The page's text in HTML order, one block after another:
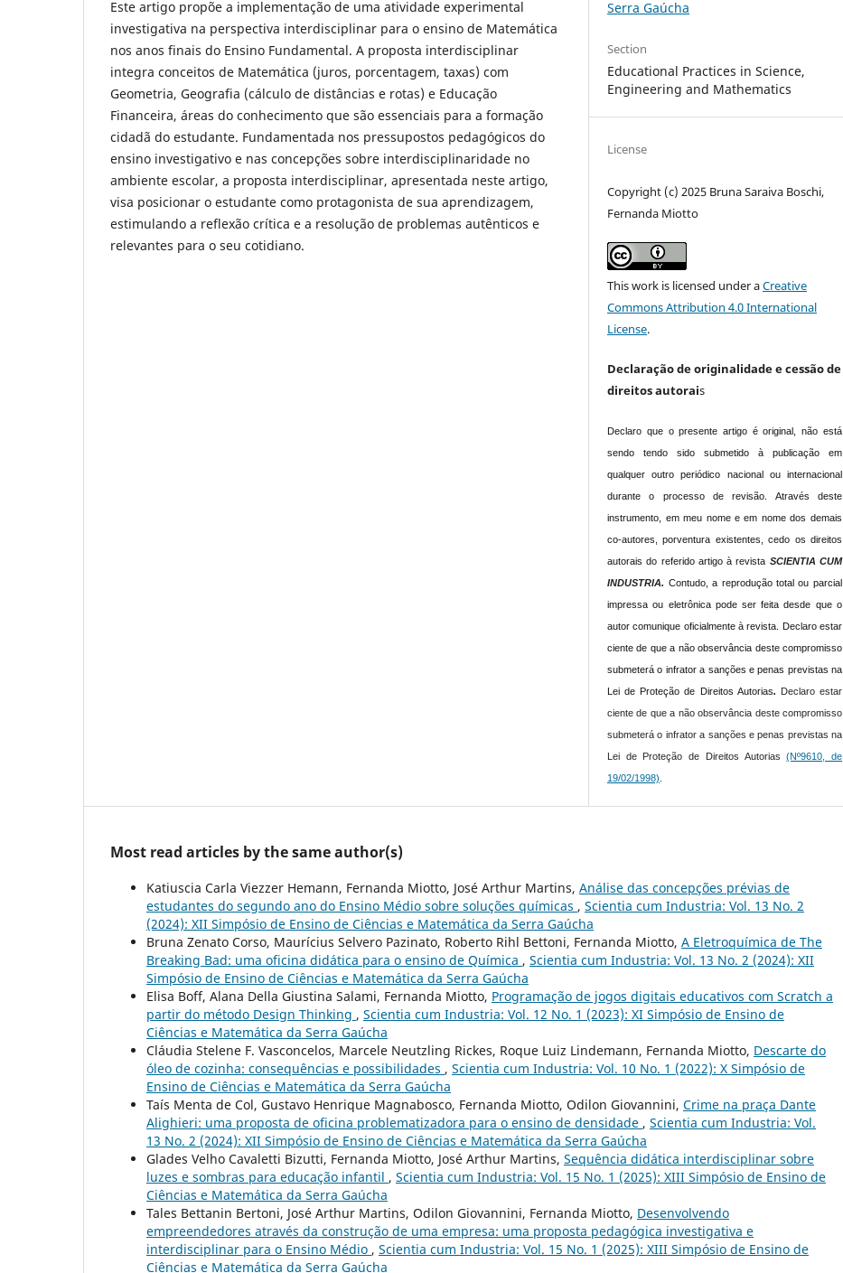
Este artigo propõe a implementação de uma atividade experimental
investigativa na perspectiva interdisciplinar para o ensino de Matemática
nos anos finais do Ensino Fundamental. A proposta interdisciplinar
integra conceitos de Matemática (juros, porcentagem, taxas) com
Geometria, Geografia (cálculo de distâncias e rotas) e Educação
Financeira, áreas do conhecimento que são essenciais para a formação
cidadã do estudante. Fundamentada nos pressupostos pedagógicos do
ensino investigativo e nas concepções sobre interdisciplinaridade no
ambiente escolar, a proposta interdisciplinar, apresentada neste artigo,
visa posicionar o estudante como protagonista de sua aprendizagem,
estimulando a reflexão crítica e a resolução de problemas autênticos e
relevantes para o seu cotidiano.
Serra Gaúcha
Section
Educational Practices in Science,
Engineering and Mathematics
License
Copyright (c) 2025 Bruna Saraiva Boschi,
Fernanda Miotto
This work is licensed under aCreative
Commons Attribution 4.0 International
License.
Declaração de originalidade e cessão de
direitos autorais
Declaro que o presente artigo é original, não está
sendo tendo sido submetido à publicação em
qualquer outro periódico nacional ou internacional
durante o processo de revisão. Através deste
instrumento, em meu nome e em nome dos demais
co-autores, porventura existentes, cedo os direitos
autorais do referido artigo à revista SCIENTIA CUM
INDUSTRIA. Contudo, a reprodução total ou parcial
impressa ou eletrônica pode ser feita desde que o
autor comunique oficialmente à revista.
Declaro estar
ciente de que a não observância deste compromisso
submeterá o infrator a sanções e penas previstas na
Lei de Proteção de Direitos Autorias. Declaro estar
ciente de que a não observância deste compromisso
submeterá o infrator a sanções e penas previstas na
Lei de Proteção de Direitos Autorias
(Nº9610, de
19/02/1998)
Most read articles by the same author(s)
Katiuscia Carla Viezzer Hemann, Fernanda Miotto, José Arthur Martins, Análise das concepções prévias de
estudantes do segundo ano do Ensino Médio sobre soluções químicas , Scientia cum Industria: Vol. 13 No. 2
(2024): XII Simpósio de Ensino de Ciências e Matemática da Serra Gaúcha
Bruna Zenato Corso, Maurícius Selvero Pazinato, Roberto Rihl Bettoni, Fernanda Miotto, A Eletroquímica de The
Breaking Bad: uma oficina didática para o ensino de Química , Scientia cum Industria: Vol. 13 No. 2 (2024): XII
Simpósio de Ensino de Ciências e Matemática da Serra Gaúcha
Elisa Boff, Alana Della Giustina Salami, Fernanda Miotto, Programação de jogos digitais educativos com Scratch a
partir do método Design Thinking , Scientia cum Industria: Vol. 12 No. 1 (2023): XI Simpósio de Ensino de
Ciências e Matemática da Serra Gaúcha
Cláudia Stelene F. Vasconcelos, Marcele Neutzling Rickes, Roque Luiz Lindemann, Fernanda Miotto, Descarte do
óleo de cozinha: consequências e possibilidades , Scientia cum Industria: Vol. 10 No. 1 (2022): X Simpósio de
Ensino de Ciências e Matemática da Serra Gaúcha
Taís Menta de Col, Gustavo Henrique Magnabosco, Fernanda Miotto, Odilon Giovannini, Crime na praça Dante
Alighieri: uma proposta de oficina problematizadora para o ensino de densidade , Scientia cum Industria: Vol.
13 No. 2 (2024): XII Simpósio de Ensino de Ciências e Matemática da Serra Gaúcha
Glades Velho Cavaletti Bizutti, Fernanda Miotto, José Arthur Martins, Sequência didática interdisciplinar sobre
luzes e sombras para educação infantil , Scientia cum Industria: Vol. 15 No. 1 (2025): XIII Simpósio de Ensino de
Ciências e Matemática da Serra Gaúcha
Tales Bettanin Bertoni, José Arthur Martins, Odilon Giovannini, Fernanda Miotto, Desenvolvendo
empreendedores através da construção de uma empresa: uma proposta pedagógica investigativa e
interdisciplinar para o Ensino Médio , Scientia cum Industria: Vol. 15 No. 1 (2025): XIII Simpósio de Ensino de
Ciências e Matemática da Serra Gaúcha